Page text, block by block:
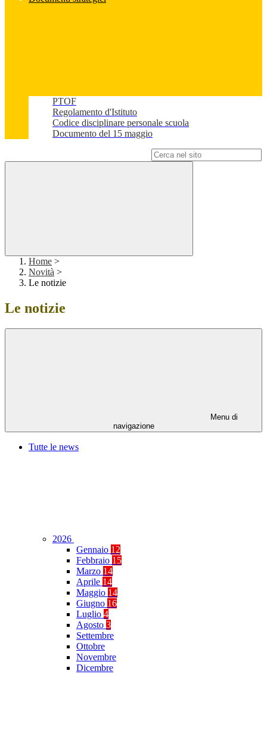
PTOF
Regolamento d'Istituto
Codice disciplinare personale scuola
Documento del 15 maggio
Home >
Novità >
Le notizie
Le notizie
Menu di
navigazione
Tutte le news
2026
Gennaio 12
Febbraio 15
Marzo 14
Aprile 14
Maggio 14
Giugno 16
Luglio 4
Agosto 3
Settembre
Ottobre
Novembre
Dicembre